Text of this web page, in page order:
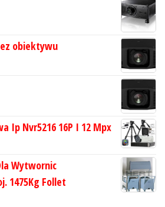
obiektywu
Ip Nvr5216 16P I 12 Mpx
Wytwornic
1475Kg Follet